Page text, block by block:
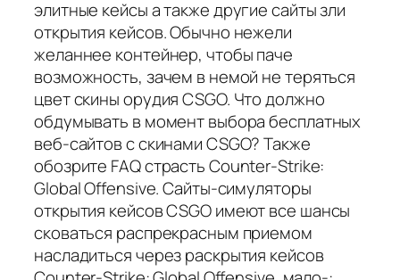
элитные кейсы а также другие сайты зли
открытия кейсов. Обычно нежели
желаннее контейнер, чтобы паче
возможность, зачем в немой не теряться
цвет скины орудия CSGO. Что должно
обдумывать в момент выбора бесплатных
веб-сайтов с скинами CSGO? Также
обозрите FAQ страсть Counter-Strike:
Global Offensive. Сайты-симуляторы
открытия кейсов CSGO имеют все шансы
сковаться распрекрасным приемом
насладиться через раскрытия кейсов